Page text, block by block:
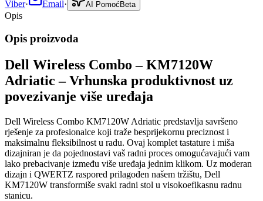
Viber· Email· AI Pomoć Beta
Opis
Opis proizvoda
Dell Wireless Combo – KM7120W
Adriatic – Vrhunska produktivnost uz
povezivanje više uređaja
Dell Wireless Combo KM7120W Adriatic predstavlja savršeno
rješenje za profesionalce koji traže besprijekornu preciznost i
maksimalnu fleksibilnost u radu. Ovaj komplet tastature i miša
dizajniran je da pojednostavi vaš radni proces omogućavajući vam
lako prebacivanje između više uređaja jednim klikom. Uz moderan
dizajn i QWERTZ raspored prilagođen našem tržištu, Dell
KM7120W transformiše svaki radni stol u visokoefikasnu radnu
stanicu.